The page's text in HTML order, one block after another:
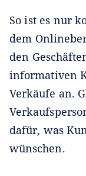
So ist es nur
dem
den
informativen
Verkäufe an.
dafür, was
wünschen.